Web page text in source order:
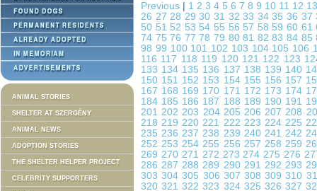
ANIMAL STORIES
SHELTER AT SZERGÉNY
ANIMAL NEWS
ADOPTION STORIES
THE SHELTER HELPER PROJECT
CELEBRITY SUPPORTERS
Previous 1 2 3 4 5 6 7 8 9 10 11 12
26 2728 293031 3233 343536 37
50 51 52 53 54 55 56 57 58 5960 61
74 7576 777879 8081 828384 85
98 99 100 101 102 103 104 105 106
116 117 118 119 120 121 122 123
133 134 135 136 137 138 139 140
150 151 152 153 154 155 156 157
167 168 169 170 171 172 173 174
184 185 186 187 188 189 190 191
201202203 204 205 206207208
218219220221 222 223 224 225
235236237238 239 240 241 242
252253254255 256 257 258 259
269 270 271 272 273274275276
286287288289 290 291 292 293
303304305 306 307 308309310
320321322323 324 325 326 327